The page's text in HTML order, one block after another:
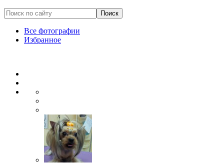
Все фотографии
Избранное